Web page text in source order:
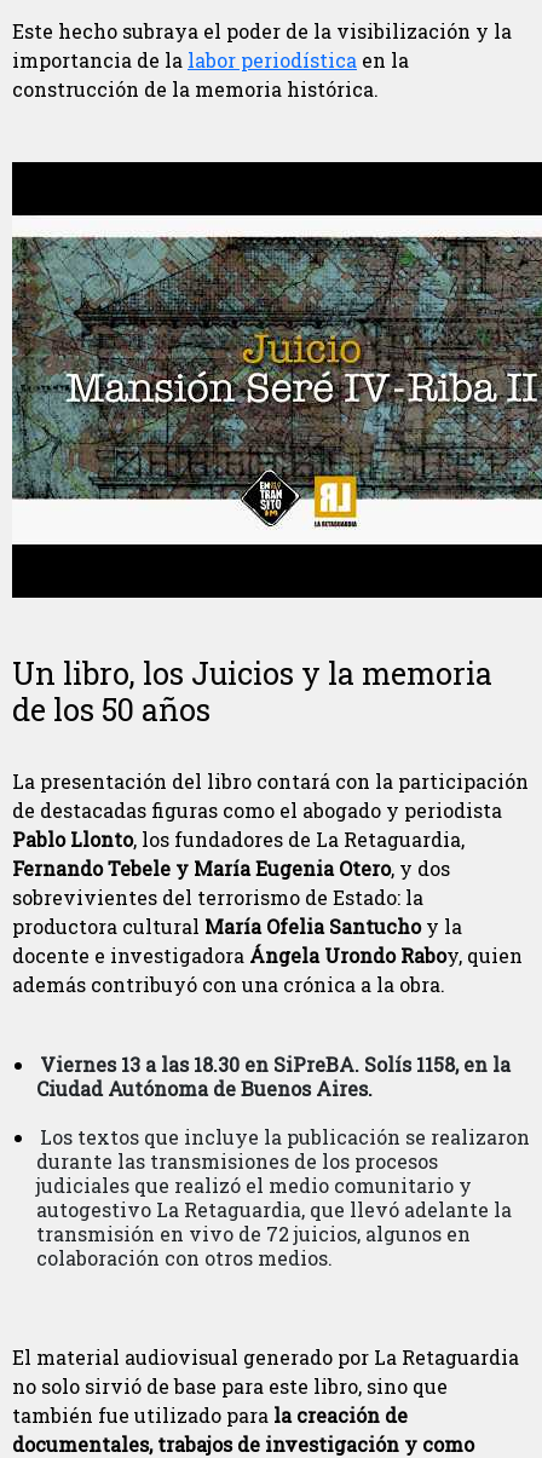
Este hecho subraya el poder de la visibilización y la
importancia de la labor periodística en la
construcción de la memoria histórica.
Un libro, los Juicios y la memoria
de los 50 años
La presentación del libro contará con la participación
de destacadas figuras como el abogado y periodista
Pablo Llonto, los fundadores de La Retaguardia,
Fernando Tebele y María Eugenia Otero, y dos
sobrevivientes del terrorismo de Estado: la
productora cultural María Ofelia Santuchoy la
docente e investigadora Ángela Urondo Raboy, quien
además contribuyó con una crónica a la obra.
Viernes 13 a las 18.30 en SiPreBA. Solís 1158, en la
Ciudad Autónoma de Buenos Aires.
Los textos que incluye la publicación se realizaron
durante las transmisiones de los procesos
judiciales que realizó el medio comunitario y
autogestivo La Retaguardia, que llevó adelante la
transmisión en vivo de 72 juicios, algunos en
colaboración con otros medios.
El material audiovisual generado por La Retaguardia
no solo sirvió de base para este libro, sino que
también fue utilizado para la creación de
documentales, trabajos de investigación y como